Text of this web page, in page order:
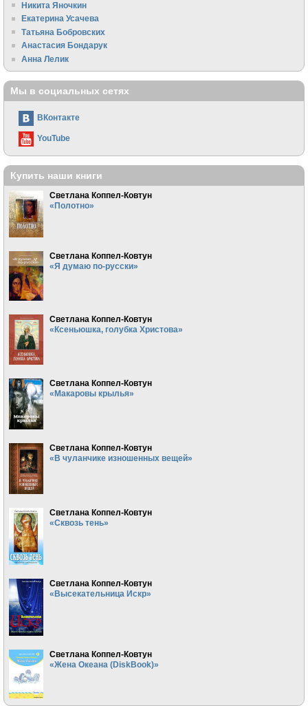
Никита Яночкин
Екатерина Усачева
Татьяна Бобровских
Анастасия Бондарук
Анна Лелик
Мы в социальных сетях
ВКонтакте
YouTube
Купить наши книги
Светлана Коппел-Ковтун
«Полотно»
Светлана Коппел-Ковтун
«Я думаю по-русски»
Светлана Коппел-Ковтун
«Ксеньюшка, голубка Христова»
Светлана Коппел-Ковтун
«Макаровы крылья»
Светлана Коппел-Ковтун
«В чуланчике изношенных вещей»
Светлана Коппел-Ковтун
«Сквозь тень»
Светлана Коппел-Ковтун
«Высекательница Искр»
Светлана Коппел-Ковтун
«Жена Океана (DiskBook)»